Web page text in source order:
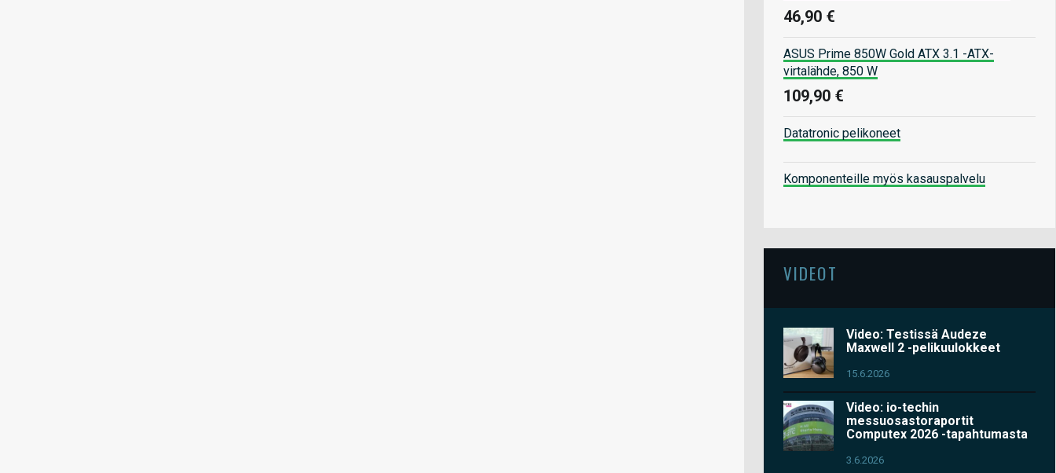
46,90 €
ASUS Prime 850W Gold ATX 3.1 -ATX-
virtalähde, 850 W
109,90 €
Datatronic pelikoneet
Komponenteille myös kasauspalvelu
VIDEOT
Video: Testissä Audeze
Maxwell 2 -pelikuulokkeet
15.6.2026
Video: io-techin
messuosastoraportit
Computex 2026 -tapahtumasta
3.6.2026